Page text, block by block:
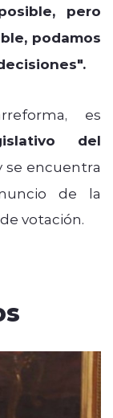
pero
podamos
es
del
se encuentra
de la
votación.